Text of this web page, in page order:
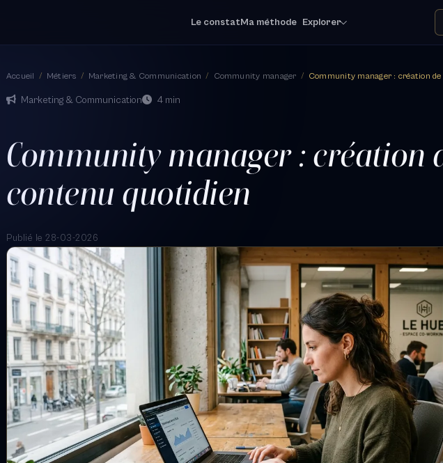
Le constatMa méthode Explorer
Accueil / Métiers / Marketing & Communication / Community manager / Community manager : création de
Marketing & Communication 4 min
Community manager : création
contenu quotidien
Publié le 28-03-2026